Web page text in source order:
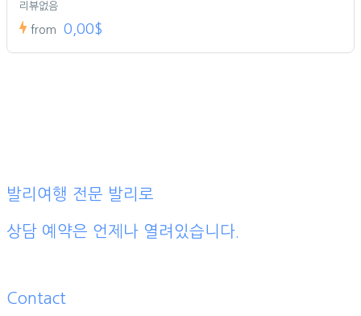
리뷰없음
from 0,00$
발리여행 전문 발리로
상담 예약은 언제나 열려있습니다.
Contact